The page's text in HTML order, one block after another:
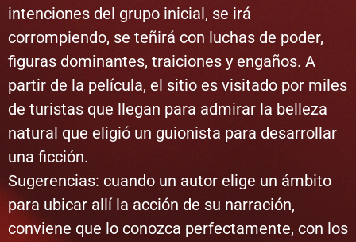
intenciones del grupo inicial, se irá
corrompiendo, se teñirá con luchas de poder,
figuras dominantes, traiciones y engaños. A
partir de la película, el sitio es visitado por miles
de turistas que llegan para admirar la belleza
natural que eligió un guionista para desarrollar
una ficción.
Sugerencias: cuando un autor elige un ámbito
para ubicar allí la acción de su narración,
conviene que lo conozca perfectamente, con los